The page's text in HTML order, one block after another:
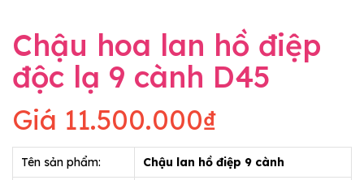
Chậu hoa lan hồ điệp
độc lạ 9 cành D45
Giá 11.500.000₫
Tên sản phẩm: Chậu lan hồ điệp 9 cành